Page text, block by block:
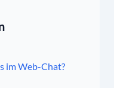
im Web-Chat?